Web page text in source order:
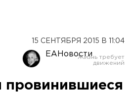
15 СЕНТЯБРЯ 2015 В 11:04
ЕАНовости
провинившиеся